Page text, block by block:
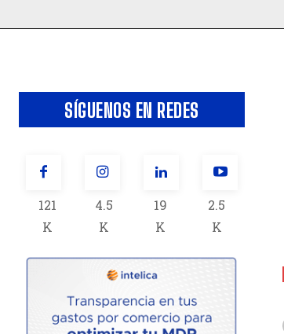
SÍGUENOS EN REDES
121
K
4.5
K
19
K
2.5
K